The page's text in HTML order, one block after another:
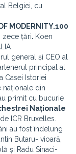
Belgiei, cu
MODERNITY.100
zece țări. Koen
general și CEO al
principal al
Casei Istoriei
naționale din
primit cu bucurie
Naționale
ICR Bruxelles.
au fost îndelung
Butaru- vioară,
și Radu Sinaci-